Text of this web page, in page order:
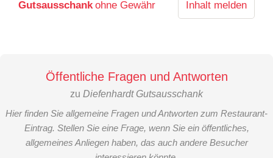
Gutsausschank ohne Gewähr Inhalt melden
Öffentliche Fragen und Antworten
zu Diefenhardt Gutsausschank
Hier finden Sie allgemeine Fragen und Antworten zum Restaurant-
Eintrag. Stellen Sie eine Frage, wenn Sie ein öffentliches,
allgemeines Anliegen haben, das auch andere Besucher